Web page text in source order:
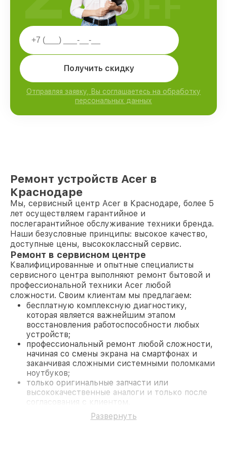
Получить скидку
Отправляя заявку, Вы соглашаетесь на обработку
персональных данных
Ремонт устройств Acer в
Краснодаре
Мы, сервисный центр Acer в Краснодаре, более 5
лет осуществляем гарантийное и
послегарантийное обслуживание техники бренда.
Наши безусловные принципы: высокое качество,
доступные цены, высококлассный сервис.
Ремонт в сервисном центре
Квалифицированные и опытные специалисты
сервисного центра выполняют ремонт бытовой и
профессиональной техники Acer любой
сложности. Своим клиентам мы предлагаем:
бесплатную комплексную диагностику,
которая является важнейшим этапом
восстановления работоспособности любых
устройств;
профессиональный ремонт любой сложности,
начиная со смены экрана на смартфонах и
заканчивая сложными системными поломками
ноутбуков;
только оригинальные запчасти или
высококачественные аналоги и только после
согласования с клиентом.
На все работы и замененные комплектующие
предоставляется длительная гарантия. В случае
Развернуть